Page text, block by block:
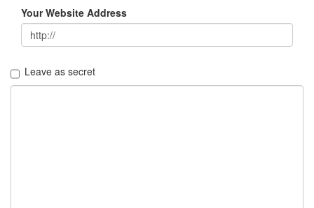
Your Website Address
Leave as secret
Daweikala
AA
1.5V
Li-
3800...